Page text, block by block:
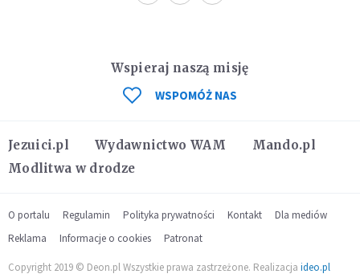
Jezuici.pl Wydawnictwo WAM
Mando.pl
Modlitwa w drodze
Wspieraj naszą misję
WSPOMÓŻ NAS
O portalu Regulamin Polityka prywatności Kontakt
Dla mediów
Reklama
Informacje o cookies Patronat
Copyright 2019 © Deon.pl Wszystkie prawa zastrzeżone. Realizacja ideo.pl